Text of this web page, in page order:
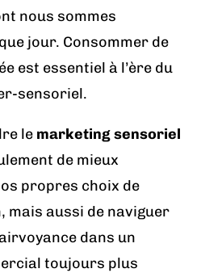
nous sommes
jour. Consommer de
est essentiel à l’ère du
sensoriel.
le marketing sensoriel
de mieux
propres choix de
mais aussi de naviguer
dans un
toujours plus